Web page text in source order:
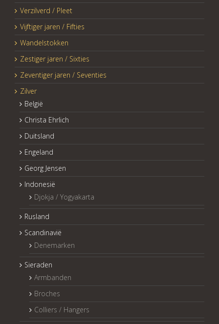
Verzilverd / Pleet
Vijftiger jaren / Fifties
Wandelstokken
Zestiger jaren / Sixties
Zeventiger jaren / Seventies
Zilver
België
Christa Ehrlich
Duitsland
Engeland
Georg Jensen
Indonesië
Djokja / Yogyakarta
Rusland
Scandinavië
Denemarken
Sieraden
Armbanden
Broches
Colliers / Hangers